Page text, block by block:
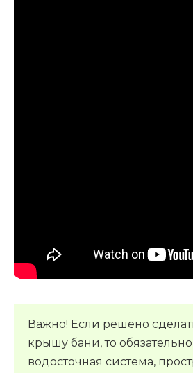
Важно! Если решено
крышу бани, то
водосточная система,